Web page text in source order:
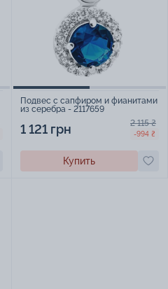
Подвес с сапфиром и фианитами
из серебра - 2117659
1 121 грн 2 115 ₴
-994 ₴
Купить